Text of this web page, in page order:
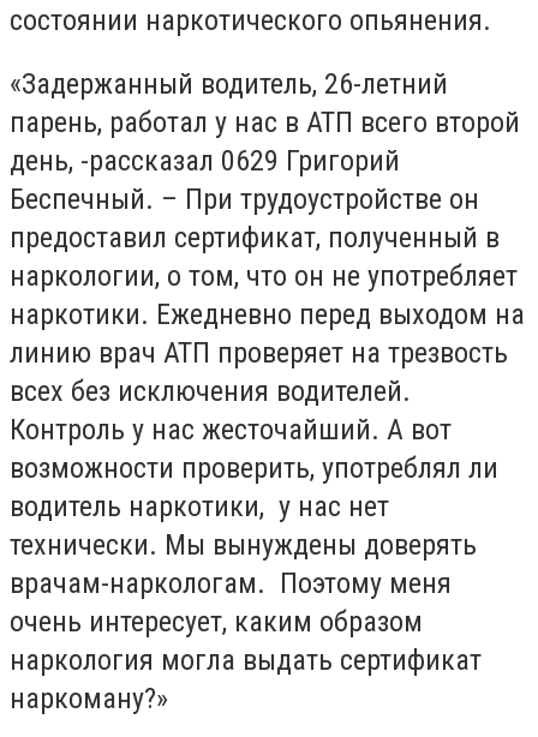
состоянии наркотического опьянения.
«Задержанный водитель, 26-летний
парень, работал у нас в АТП всего второй
день, -рассказал 0629 Григорий
Беспечный. – При трудоустройстве он
предоставил сертификат, полученный в
наркологии, о том, что он не употребляет
наркотики. Ежедневно перед выходом на
линию врач АТП проверяет на трезвость
всех без исключения водителей.
Контроль у нас жесточайший. А вот
возможности проверить, употреблял ли
водитель наркотики, у нас нет
технически. Мы вынуждены доверять
врачам-наркологам. Поэтому меня
очень интересует, каким образом
наркология могла выдать сертификат
наркоману?»